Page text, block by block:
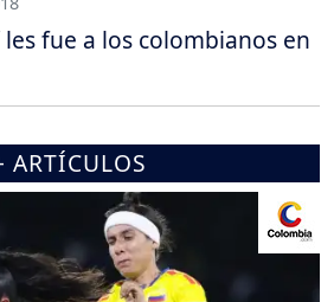
fue a los colombianos en
ARTÍCULOS